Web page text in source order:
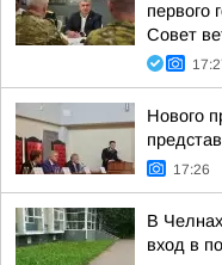
первого
Совет
Нового
17:26
В
вход в